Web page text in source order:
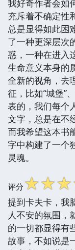
我好奇作者会如
充斥着不确定性
总是显得如此困
了一种更深层次
惑，一种在进入
生命意义本身的
全新的视角，去
征，比如“城堡”
表的，我们每个
文字，总是在不
而我希望这本书
字中构建了一个
灵魂。
评分☆☆☆
提到卡夫卡，我
人不安的氛围，
的一切都显得有
故事，不如说是